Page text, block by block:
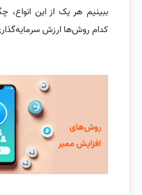
ببینیم هر یک از این
کدام روش‌ها ارزش